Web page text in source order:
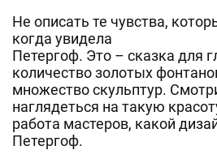
Не описать те чувства,
когда увидела
Петергоф. Это – сказка для
количество золотых
множество скульптур.
наглядеться на такую
работа мастеров, какой
Петергоф.